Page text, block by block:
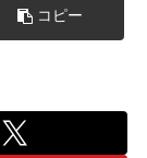
コピー